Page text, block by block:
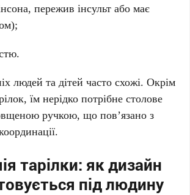
пережив інсульт або має
.
людей та дітей часто схожі. Окрім
їм нерідко потрібне столове
ручкою, що пов’язано з
тарілки: як дизайн
під людину